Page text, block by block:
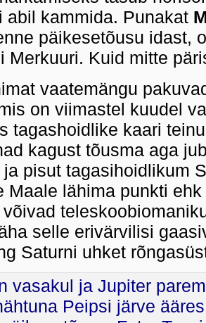
abil kammida. Punakat
päikesetõusu idast,
Merkuuri. Kuid mitte
vaatemängu
on viimastel kuudel
tagashoidlike kaari
kagust tõusma aga
pisut tagasihoidlikum
Maale lähima punkti ehk
selle erivärvilisi
Saturni uhket